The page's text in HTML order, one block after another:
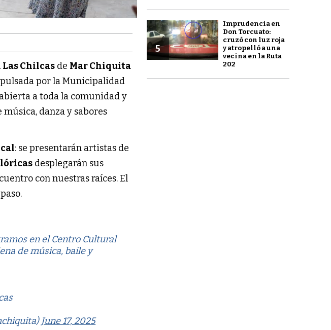
Chilcas de Mar Chiquita
por la Municipalidad
a toda la comunidad y
danza y sabores
: se presentarán artistas de
desplegarán sus
con nuestras raíces. El
en el Centro Cultural
de música, baile y
June 17, 2025
5
Imprudencia en
Don Torcuato:
cruzó con luz roja
y atropelló a una
vecina en la Ruta
202